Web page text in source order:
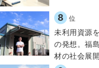
8 位
未利用資源
の発想。福
材の社会展開​